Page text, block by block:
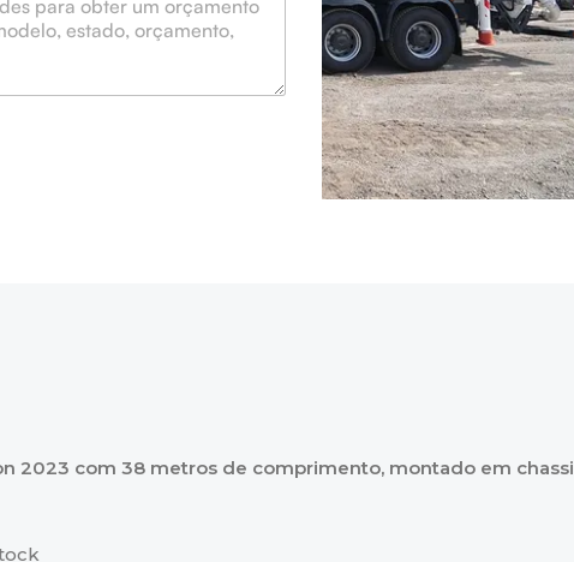
2023 com 38 metros de comprimento, montado em chassi